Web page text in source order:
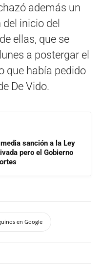
además un
inicio del
ellas, que se
a postergar el
que había pedido
De Vido.
sanción a la Ley
pero el Gobierno
en Google